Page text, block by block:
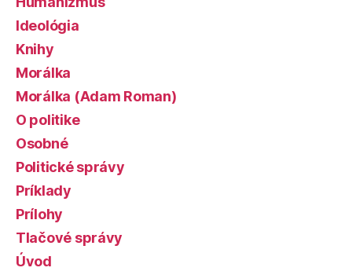
Ideológia
Knihy
Morálka
Morálka (Adam Roman)
O politike
Osobné
Politické správy
Príklady
Prílohy
Tlačové správy
Úvod